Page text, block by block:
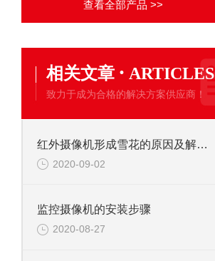
查看全部产品 >>
相关文章 · ARTICLES
致力于成为合格的解决方案供应商！
红外摄像机形成雪花的原因及解决办法
2020-09-02
监控摄像机的安装步骤
2020-08-27